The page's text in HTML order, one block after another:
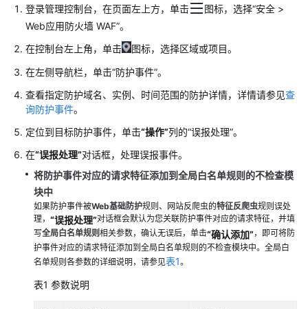
更
多
档
用
指
南
（阿
布
扎
比
区
域）
户
登录管理控制台，在页面左上方，单击
图标，选择“安全 >
Web应用防火墙 WAF”。
在控制台左上角，单击
图标，选择区域或项目。
在左侧导航栏，单击“防护事件”。
查看指定防护域名、实例、时间范围的防护详情，详情请参见查
询防护事件。
定位到目标防护事件，单击“操作”列的“误报处理”。
在“误报处理”对话框，处理误报事件。
将防护事件对应的请求特征添加到全局白名单规则的不检查模
块中
如果防护事件被Web基础防护规则、网站反爬虫的特征反爬虫规则误处
理， “误报处理”对话框会默认为您关联防护事件对应的请求特征，并填
写全局白名单规则相关参数，确认无误后，单击“确认添加”，即可将防
护事件对应的请求特征添加到全局白名单规则的不检查模块中。全局白
名单规则各参数的详细说明，请参见表1。
表1 参数说明